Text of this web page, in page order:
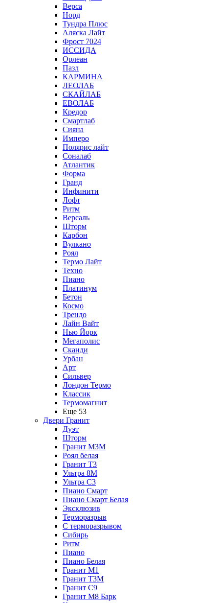
Верса
Норд
Тундра Плюс
Аляска Лайт
Фрост 7024
ИССИДА
Орлеан
Пазл
КАРМИНА
ЛЕОЛАБ
СКАЙЛАБ
ЕВОЛАБ
Кредор
Смартлаб
Сияна
Имперо
Полярис лайт
Соналаб
Атлантик
Форма
Гранд
Инфинити
Лофт
Ритм
Версаль
Шторм
Карбон
Вулкано
Роял
Термо Лайт
Техно
Пиано
Платинум
Бетон
Космо
Трендо
Лайн Вайт
Нью Йорк
Мегаполис
Сканди
Урбан
Арт
Сильвер
Лондон Термо
Классик
Термомагнит
Еще 53
Двери Гранит
Дуэт
Шторм
Гранит М3М
Роял белая
Гранит Т3
Ультра 8М
Ультра С3
Пиано Смарт
Пиано Смарт Белая
Эксклюзив
Терморазрыв
С терморазрывом
Сибирь
Ритм
Пиано
Пиано Белая
Гранит М1
Гранит Т3М
Гранит С9
Гранит М8 Барк